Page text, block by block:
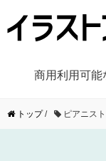
商用利用可能
トップ/ ピアニス